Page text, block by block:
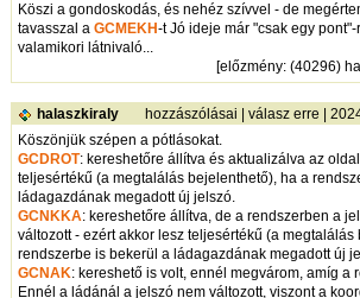
Köszi a gondoskodás, és nehéz szívvel - de
tavasszal aGCMEKH-t Jó ideje már "csak egy
valamikori látnivaló...
[előzmény: (40296)
halaszkiraly hozzászólásai |válasz erre |
Köszönjük szépen a pótlásokat.
GCDROT: kereshetőre állítva és aktualizálva az
teljesértékű (a megtalálás bejelenthető), ha a
ládagazdának megadott új jelszó.
GCNKKA: kereshetőre állítva, de a rendszerben a
változott - ezért akkor lesz teljesértékű (a
rendszerbe is bekerül a ládagazdának megadott új
GCNAK: kereshető is volt, ennél megvárom, amíg a
Ennél a ládánál a jelszó nem változott, viszont a